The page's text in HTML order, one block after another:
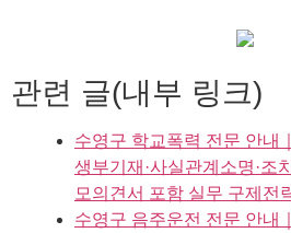
관련 글(내부 링크)
수영구 학교폭력 전문 안내
생부기재·사실관계소명·조
모의견서 포함 실무 구제전
수영구 음주운전 전문 안내